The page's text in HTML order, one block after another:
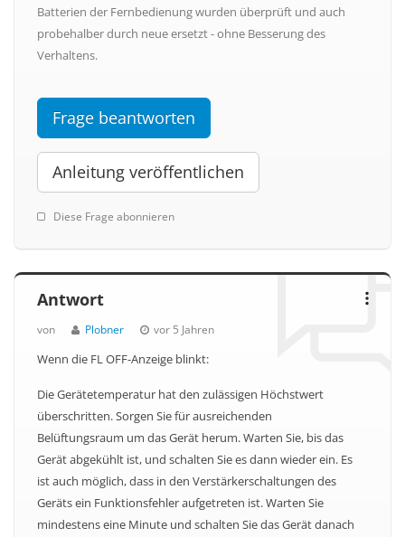
Batterien der Fernbedienung wurden überprüft und auch
probehalber durch neue ersetzt - ohne Besserung des
Verhaltens.
Frage beantworten
Anleitung veröffentlichen
Diese Frage abonnieren
Antwort
von Plobner vor 5 Jahren
Wenn die FL OFF-Anzeige blinkt:
Die Gerätetemperatur hat den zulässigen Höchstwert
überschritten. Sorgen Sie für ausreichenden
Belüftungsraum um das Gerät herum. Warten Sie, bis das
Gerät abgekühlt ist, und schalten Sie es dann wieder ein. Es
ist auch möglich, dass in den Verstärkerschaltungen des
Geräts ein Funktionsfehler aufgetreten ist. Warten Sie
mindestens eine Minute und schalten Sie das Gerät danach